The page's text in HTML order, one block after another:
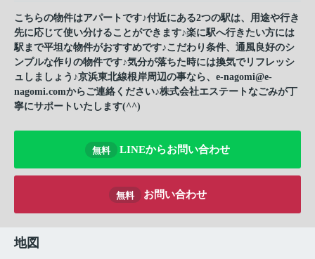
こちらの物件はアパートです♪付近にある2つの駅は、用途や行き
先に応じて使い分けることができます♪楽に駅へ行きたい方には
駅まで平坦な物件がおすすめです♪こだわり条件、通風良好のシ
ンプルな作りの物件です♪気分が落ちた時には換気でリフレッシ
ュしましょう♪京浜東北線根岸周辺の事なら、e-nagomi@e-
nagomi.comからご連絡ください♪株式会社エステートなごみが丁
寧にサポートいたします(^^)
無料 LINEからお問い合わせ
無料 お問い合わせ
地図